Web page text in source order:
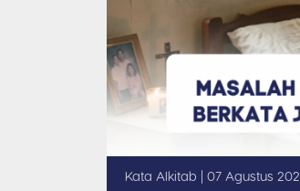
Kata Alkitab | 07 Agustus